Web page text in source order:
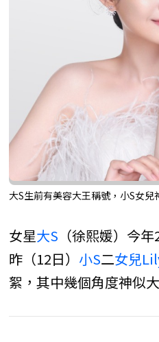
大S生前有美容大王稱號，小S女兒
女星大S （徐熙媛）今
昨（12日） 小S二女兒
絮，其中幾個角度神似